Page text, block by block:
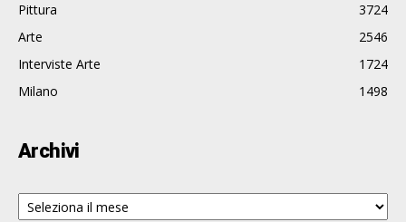
Pittura
3724
Arte
2546
Interviste Arte
1724
Milano
1498
Archivi
Archivi